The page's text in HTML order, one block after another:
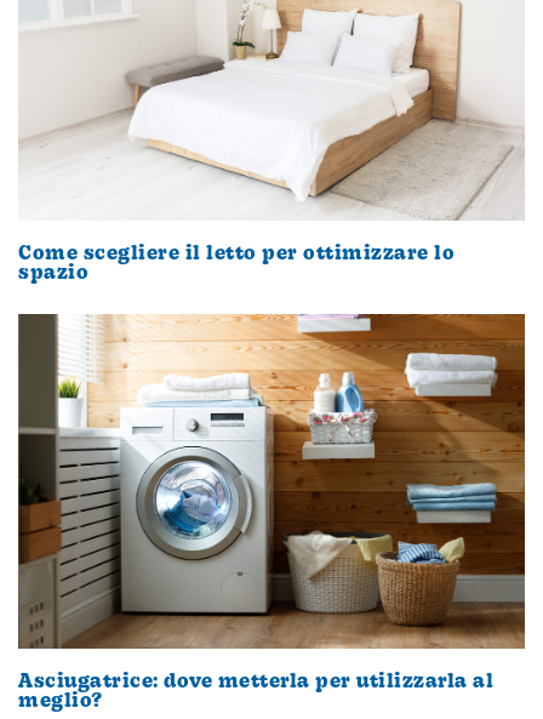
Come scegliere il letto per ottimizzare lo
spazio
Asciugatrice: dove metterla per utilizzarla al
meglio?